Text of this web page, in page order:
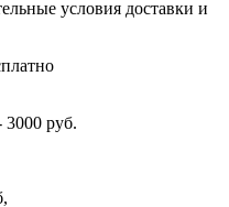
условия доставки и
руб.